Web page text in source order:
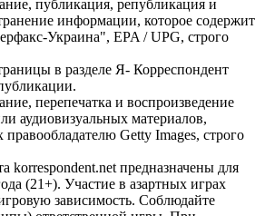
публикация, републикация и
информации, которое содержит
Украина", EPA / UPG, строго
в разделе Я- Корреспондент
перепечатка и воспроизведение
аудиовизуальных материалов,
Getty Images, строго
korrespondent.net предназначены для
(21+). Участие в азартных играх
зависимость. Соблюдайте